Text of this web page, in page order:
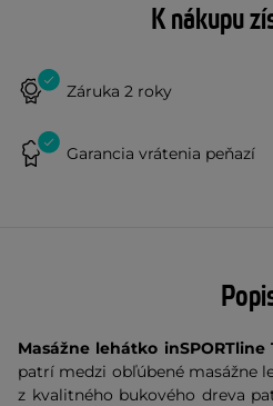
K nákupu
Záruka 2 roky
Garancia vrátenia peňazí
Masážne lehátko
patrí medzi obľúbené masážne
z kvalitného bukového dreva